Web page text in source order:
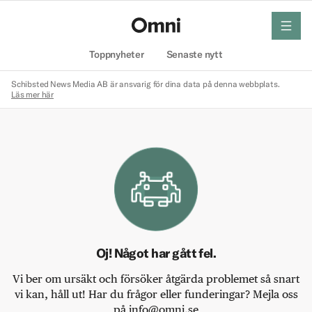
Toppnyheter Senaste nytt
meny
Schibsted News Media AB är ansvarig för dina data på denna webbplats.
Läs mer här
Oj! Något har gått fel.
Vi ber om ursäkt och försöker åtgärda problemet så snart
vi kan, håll ut! Har du frågor eller funderingar? Mejla oss